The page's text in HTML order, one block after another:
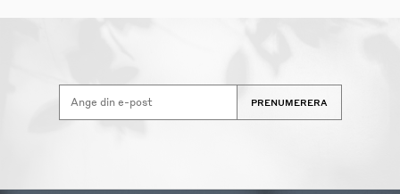
PRENUMERERA